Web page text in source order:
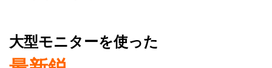
大型モニターを使った